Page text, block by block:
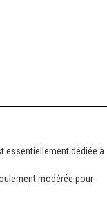
essentiellement dédiée à
modérée pour